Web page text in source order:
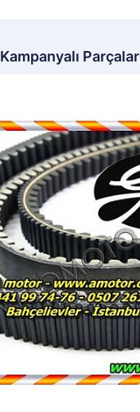
Kampanyalı Parçalar